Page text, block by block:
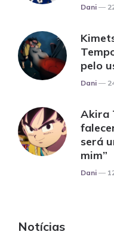
Posted
Dani
pelo
Posted
Dani
Akira
será
mim”
Posted
Dani
Notícias